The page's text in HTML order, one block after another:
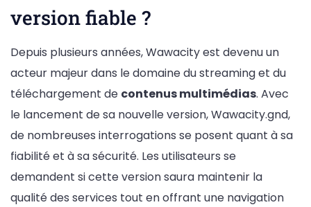
version fiable ?
Depuis plusieurs années, Wawacity est devenu un
acteur majeur dans le domaine du streaming et du
téléchargement de contenus multimédias. Avec
le lancement de sa nouvelle version, Wawacity.gnd,
de nombreuses interrogations se posent quant à sa
fiabilité et à sa sécurité. Les utilisateurs se
demandent si cette version saura maintenir la
qualité des services tout en offrant une navigation